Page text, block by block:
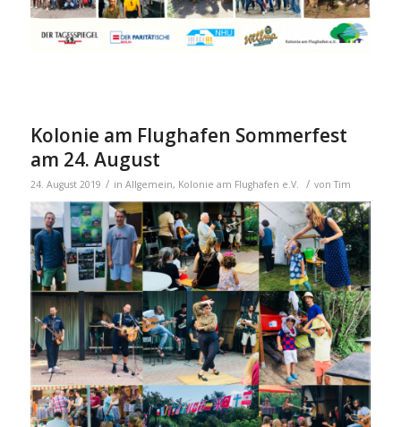
Kolonie am Flughafen Sommerfest
am 24. August
24. August 2019 / in Allgemein, Kolonie am Flughafen e.V. / vonTim